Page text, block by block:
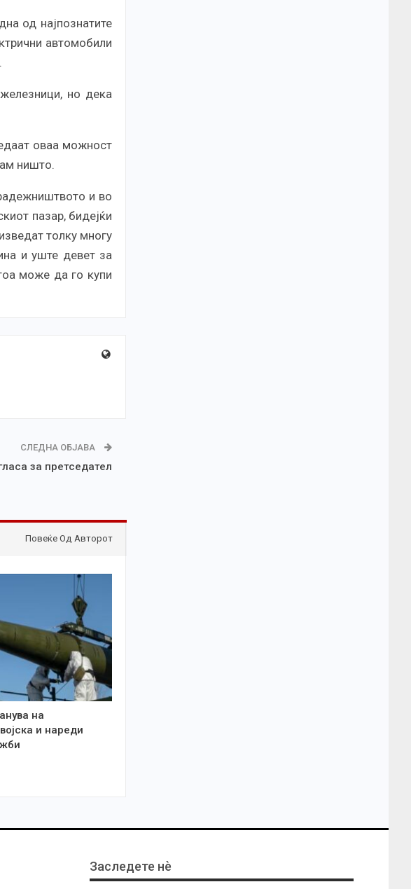
од најпознатите
автомобили
но дека
оваа можност
ништо.
и во
пазар, бидејќи
толку многу
и уште девет за
може да го купи
СЛЕДНА ОБЈАВА
за претседател
Повеќе Од Авторот
на
и нареди
Заследете нѐ